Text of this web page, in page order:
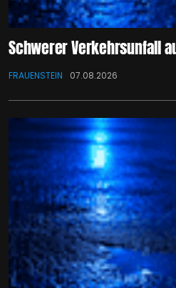
Schwerer Verkehrsunfall
FRAUENSTEIN 07.08.2026